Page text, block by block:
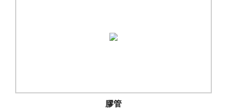
膠管